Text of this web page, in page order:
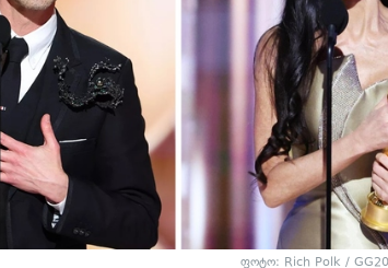
ფოტო: Rich Polk /